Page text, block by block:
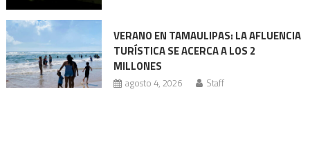
VERANO EN TAMAULIPAS: LA AFLUENCIA
TURÍSTICA SE ACERCA A LOS 2
MILLONES
agosto 4, 2026 Staff